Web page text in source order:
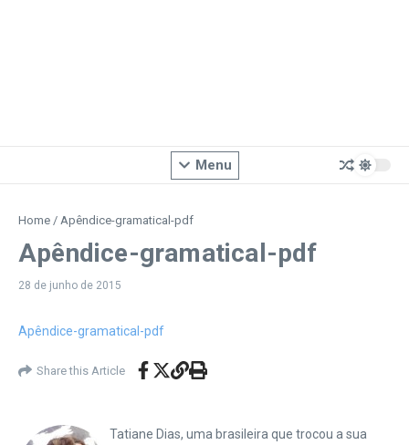
Menu
Home / Apêndice-gramatical-pdf
Apêndice-gramatical-pdf
28 de junho de 2015
Apêndice-gramatical-pdf
Share this Article
Tatiane Dias, uma brasileira que trocou a sua